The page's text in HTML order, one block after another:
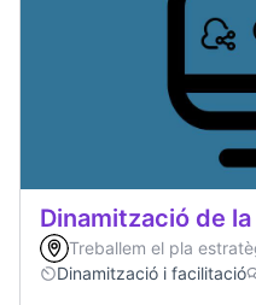
Dinamització de
Treballem el pla
Dinamització i facilitació